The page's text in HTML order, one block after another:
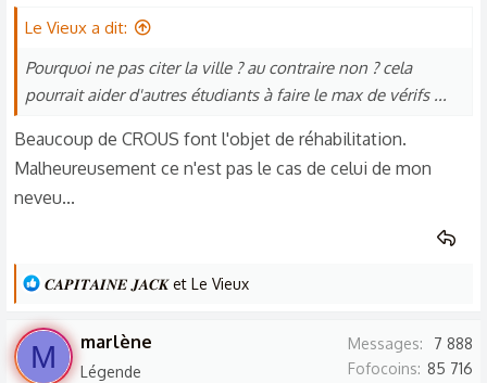
n
s
Le Vieux a dit:
Pourquoi ne pas citer la ville ? au contraire non ? cela
pourrait aider d'autres étudiants à faire le max de vérifs ...
Beaucoup de CROUS font l'objet de réhabilitation.
Malheureusement ce n'est pas le cas de celui de mon
neveu...
L
s
r
𝑪𝑨𝑷𝑰𝑻𝑨𝑰𝑵𝑬 𝑱𝑨𝑪𝑲et Le Vieux
M marlène
Légende
Messages
7 888
Fofocoins 85 716